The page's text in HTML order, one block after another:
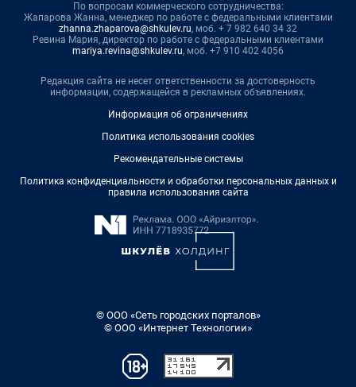
По вопросам коммерческого сотрудничества:
Жапарова Жанна, менеджер по работе с федеральными клиентами
zhanna.zhaparova@shkulev.ru, моб. + 7 982 640 34 32
Ревина Мария, директор по работе с федеральными клиентами
mariya.revina@shkulev.ru, моб. +7 910 402 4056
Редакция сайта не несет ответственности за достоверность
информации, содержащейся в рекламных объявлениях.
Информация об ограничениях
Политика использования cookies
Рекомендательные системы
Политика конфиденциальности и обработки персональных данных и
правила использования сайта
© ООО «Сеть городских порталов»
© ООО «Интернет Технологии»